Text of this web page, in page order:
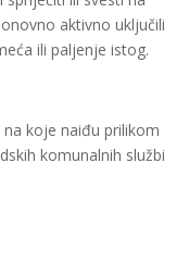
aktivno uključili
ili paljenje istog.
koje naiđu prilikom
komunalnih službi